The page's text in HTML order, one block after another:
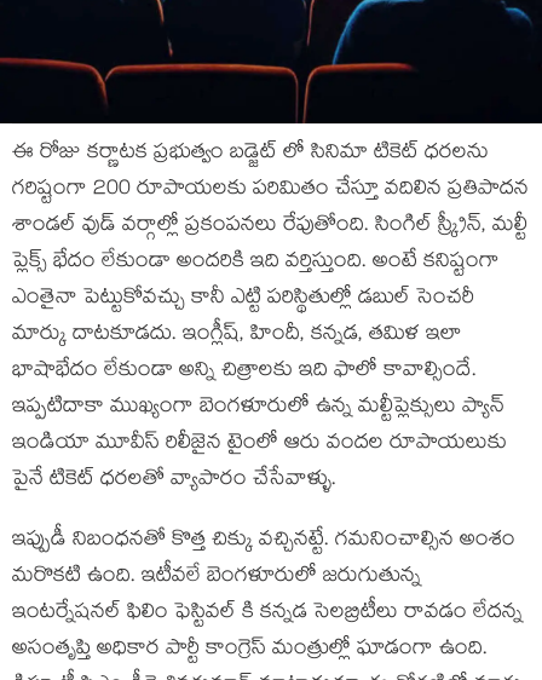
ఈ రోజు కర్ణాటక ప్రభుత్వం బడ్జెట్ లో సినిమా టికెట్ ధరలను
గరిష్టంగా 200 రూపాయలకు పరిమితం చేస్తూ వదిలిన ప్రతిపాదన
శాండల్ వుడ్ వర్గాల్లో ప్రకంపనలు రేపుతోంది. సింగిల్ స్క్రీన్, మల్టీ
ప్లెక్స్ భేదం లేకుండా అందరికి ఇది వర్తిస్తుంది. అంటే కనిష్టంగా
ఎంతైనా పెట్టుకోవచ్చు కానీ ఎట్టి పరిస్థితుల్లో డబుల్ సెంచరీ
మార్కు దాటకూడదు. ఇంగ్లీష్, హిందీ, కన్నడ, తమిళ ఇలా
భాషాభేదం లేకుండా అన్ని చిత్రాలకు ఇది ఫాలో కావాల్సిందే.
ఇప్పటిదాకా ముఖ్యంగా బెంగళూరులో ఉన్న మల్టీప్లెక్సులు ప్యాన్
ఇండియా మూవీస్ రిలీజైన టైంలో ఆరు వందల రూపాయలుకు
పైనే టికెట్ ధరలతో వ్యాపారం చేసేవాళ్ళు.
ఇప్పుడీ నిబంధనతో కొత్త చిక్కు వచ్చినట్టే. గమనించాల్సిన అంశం
మరొకటి ఉంది. ఇటీవలే బెంగళూరులో జరుగుతున్న
ఇంటర్నేషనల్ ఫిలిం ఫెస్టివల్ కి కన్నడ సెలబ్రిటీలు రావడం లేదన్న
అసంతృప్తి అధికార పార్టీ కాంగ్రెస్ మంత్రుల్లో ఘాడంగా ఉంది.